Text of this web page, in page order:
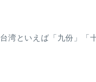
台湾といえば「九份」「